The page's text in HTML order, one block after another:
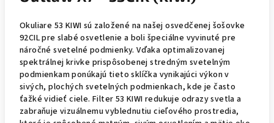
Okuliare 53 KIWI sú založené na našej osvedčenej šošovke
92CIL pre slabé osvetlenie a boli špeciálne vyvinuté pre
náročné svetelné podmienky. Vďaka optimalizovanej
spektrálnej krivke prispôsobenej stredným svetelným
podmienkam ponúkajú tieto sklíčka vynikajúci výkon v
sivých, plochých svetelných podmienkach, kde je často
ťažké vidieť ciele. Filter 53 KIWI redukuje odrazy svetla a
zabraňuje vizuálnemu vyblednutiu cieľového prostredia,